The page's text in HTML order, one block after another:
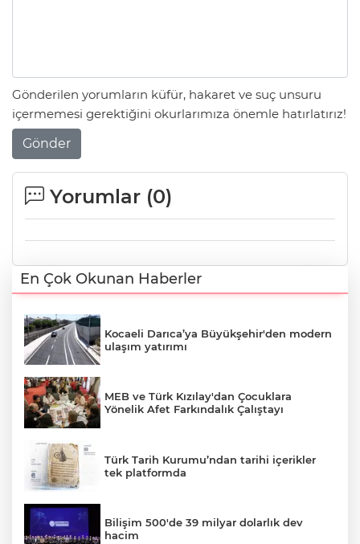
Gönderilen yorumların küfür, hakaret ve suç unsuru
içermemesi gerektiğini okurlarımıza önemle hatırlatırız!
Gönder
Yorumlar (0)
En Çok Okunan Haberler
Kocaeli Darıca’ya Büyükşehir'den modern
ulaşım yatırımı
MEB ve Türk Kızılay'dan Çocuklara
Yönelik Afet Farkındalık Çalıştayı
Türk Tarih Kurumu’ndan tarihi içerikler
tek platformda
Bilişim 500'de 39 milyar dolarlık dev
hacim